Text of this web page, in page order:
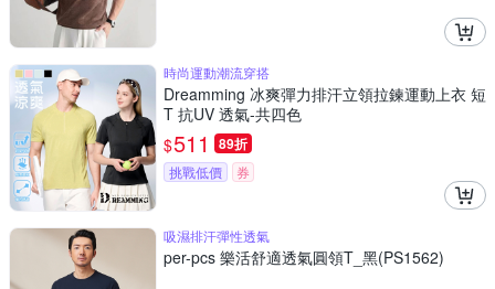
時尚運動潮流穿搭
Dreamming 冰爽彈力排汗立領拉鍊運動上衣 短
T 抗UV 透氣-共四色
$511 89折
挑戰低價 券
吸濕排汗彈性透氣
per-pcs 樂活舒適透氣圓領T_黑(PS1562)